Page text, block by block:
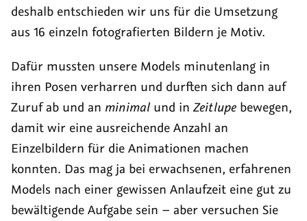
deshalb entschieden wir uns für die Umsetzung
aus 16 einzeln fotografierten Bildern je Motiv.
Dafür mussten unsere Models minutenlang in
ihren Posen verharren und durften sich dann auf
Zuruf ab und an minimal und inZeitlupe bewegen,
damit wir eine ausreichende Anzahl an
Einzelbildern für die Animationen machen
konnten. Das mag ja bei erwachsenen, erfahrenen
Models nach einer gewissen Anlaufzeit eine gut zu
bewältigende Aufgabe sein – aber versuchen Sie